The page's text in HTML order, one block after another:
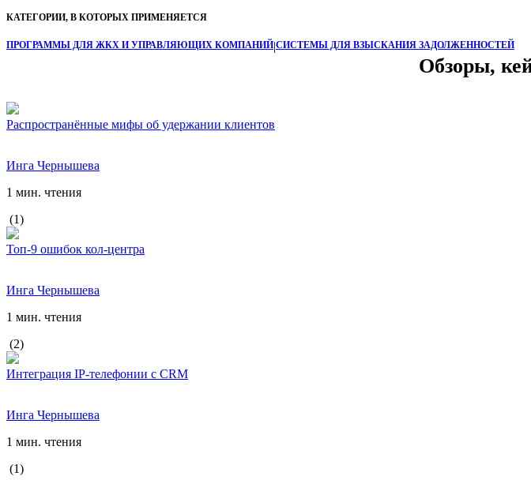
КАТЕГОРИИ, В КОТОРЫХ ПРИМЕНЯЕТСЯ
ПРОГРАММЫ ДЛЯ ЖКХ И УПРАВЛЯЮЩИХ КОМПАНИЙ|СИСТЕМЫ ДЛЯ ВЗЫСКАНИЯ ЗАДОЛЖЕННОСТЕЙ
Обзоры,
Распространённые мифы об удержании клиентов
Инга Чернышева
1 мин. чтения
(1)
Топ-9 ошибок кол-центра
Инга Чернышева
1 мин. чтения
(2)
Интеграция IP-телефонии с CRM
Инга Чернышева
1 мин. чтения
(1)